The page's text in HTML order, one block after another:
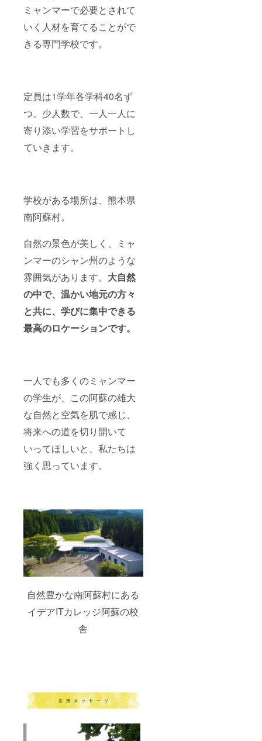
ミャンマーで必要とされて
いく人材を育てることがで
きる専門学校です。
定員は1学年各学科40名ず
つ。少人数で、一人一人に
寄り添い学習をサポートし
ていきます。
学校がある場所は、熊本県
南阿蘇村。
自然の景色が美しく、ミャ
ンマーのシャン州のような
雰囲気があります。 大自然
の中で、温かい地元の方々
と共に、学びに集中できる
最高のロケーションです。
一人でも多くのミャンマー
の学生が、この阿蘇の雄大
な自然と空気を肌で感じ、
将来への道を切り開いて
いってほしいと、私たちは
強く思っています。
自然豊かな南阿蘇村にある
イデアITカレッジ阿蘇の校
舎